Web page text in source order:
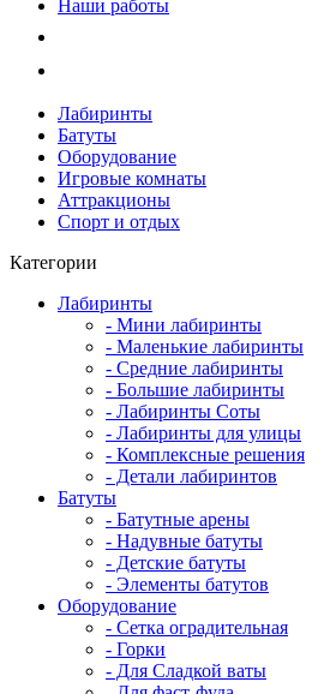
Наши работы
Лабиринты
Батуты
Оборудование
Игровые комнаты
Аттракционы
Спорт и отдых
Категории
Лабиринты
- Мини лабиринты
- Маленькие лабиринты
- Средние лабиринты
- Большие лабиринты
- Лабиринты Соты
- Лабиринты для улицы
- Комплексные решения
- Детали лабиринтов
Батуты
- Батутные арены
- Надувные батуты
- Детские батуты
- Элементы батутов
Оборудование
- Сетка оградительная
- Горки
- Для Сладкой ваты